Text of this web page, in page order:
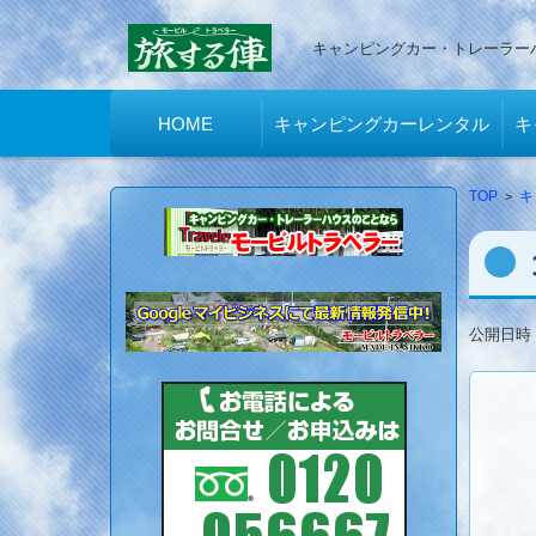
キャンピングカー・トレーラ
コンテンツに移動
HOME キャンピングカーレンタル
TOP>キ
公開日時